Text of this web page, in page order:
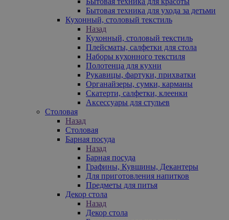
Бытовая техника для ухода за детьми
Кухонный, столовый текстиль
Назад
Кухонный, столовый текстиль
Плейсматы, салфетки для стола
Наборы кухонного текстиля
Полотенца для кухни
Рукавицы, фартуки, прихватки
Органайзеры, сумки, карманы
Скатерти, салфетки, клеенки
Аксессуары для стульев
Столовая
Назад
Столовая
Барная посуда
Назад
Барная посуда
Графины, Кувшины, Декантеры
Для приготовления напитков
Предметы для питья
Декор стола
Назад
Декор стола